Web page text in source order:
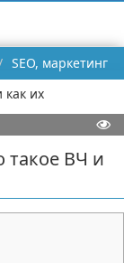
SEO, маркетинг
такое ВЧ и